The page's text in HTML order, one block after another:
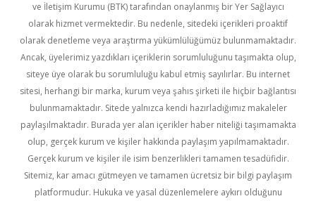
ve İletişim Kurumu (BTK) tarafından onaylanmış bir Yer Sağlayıcı
olarak hizmet vermektedir. Bu nedenle, sitedeki içerikleri proaktif
olarak denetleme veya araştırma yükümlülüğümüz bulunmamaktadır.
Ancak, üyelerimiz yazdıkları içeriklerin sorumluluğunu taşımakta olup,
siteye üye olarak bu sorumluluğu kabul etmiş sayılırlar. Bu internet
sitesi, herhangi bir marka, kurum veya şahıs şirketi ile hiçbir bağlantısı
bulunmamaktadır. Sitede yalnızca kendi hazırladığımız makaleler
paylaşılmaktadır. Burada yer alan içerikler haber niteliği taşımamakta
olup, gerçek kurum ve kişiler hakkında paylaşım yapılmamaktadır.
Gerçek kurum ve kişiler ile isim benzerlikleri tamamen tesadüfidir.
Sitemiz, kar amacı gütmeyen ve tamamen ücretsiz bir bilgi paylaşım
platformudur. Hukuka ve yasal düzenlemelere aykırı olduğunu